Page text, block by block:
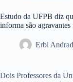
Estudo da UFPB diz
informa são
Erbi
Dois Professores da